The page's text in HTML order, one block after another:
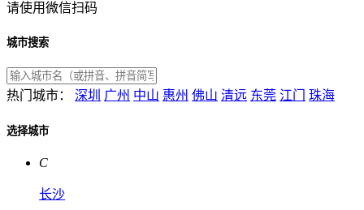
请使用微信扫码
城市搜索
热门城市： 深圳 广州 中山 惠州 佛山 清远 东莞 江门 珠海
选择城市
C
长沙